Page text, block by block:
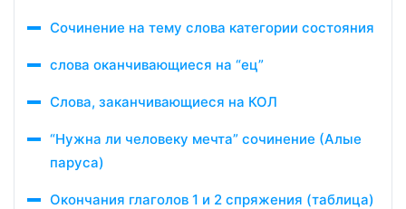
Сочинение на тему слова категории состояния
слова оканчивающиеся на “ец”
Слова, заканчивающиеся на КОЛ
“Нужна ли человеку мечта” сочинение (Алые
паруса)
Окончания глаголов 1 и 2 спряжения (таблица)